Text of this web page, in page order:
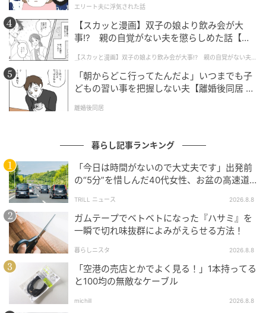
最大の特徴は、装着しても耳から外側に出っ張らない
フラットな形状。横を向いて寝転んだり、机に突っ伏
して仮眠をとったりしても耳がもぞもぞせず、圧迫感
が少ないのが魅力です。
すっきりとした見た目だけでなく、トレンド感のある
パステルカラーもポイント。オレンジやイエローなど
目立つカラーの耳栓とは異なり、装いの邪魔をしない
ので日常使いしやすいです。
エリート夫に浮気された話
【スカッと漫画】双子の娘より飲み会が大
事!? 親の自覚がない夫を懲らしめた話【第1
【スカッと漫画】双子の娘より飲み会が大事!? 親の自覚がない夫を
懲らしめた話
「朝からどこ行ってたんだよ」いつまでも子
どもの習い事を把握しない夫【離婚後同居 Vo
離婚後同居
暮らし記事ランキング
「今日は時間がないので大丈夫です」出発前
の“5分”を惜しんだ40代女性、お盆の高速道
TRILL ニュース 2026.8.8
ガムテープでベトベトになった『ハサミ』を
一瞬で切れ味抜群によみがえらせる方法！
暮らしニスタ 2026.8.8
「空港の売店とかでよく見る！」1本持ってる
と100均の無敵なケーブル
michill 2026.8.8